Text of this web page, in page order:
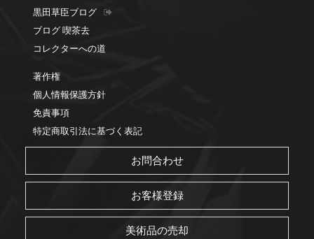
黒田草臣ブログ
ブログ 喫茶去
コレクターへの道
著作権
個人情報保護方針
免責事項
特定商取引法に基づく表記
お問合わせ
お客様登録
美術品の売却